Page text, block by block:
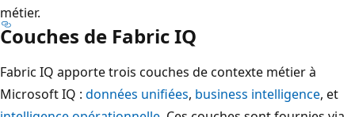
métier.
Couches de Fabric IQ
Fabric IQ apporte trois couches de contexte métier à
Microsoft IQ : données unifiées, business intelligence, et